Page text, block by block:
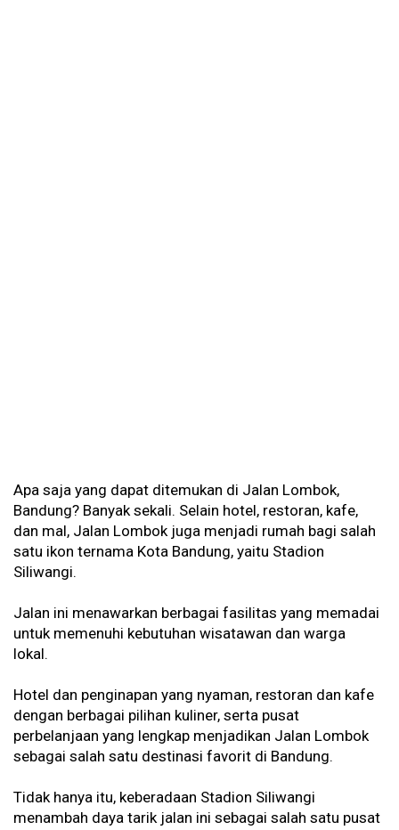
Apa saja yang dapat ditemukan di Jalan Lombok,
Bandung? Banyak sekali. Selain hotel, restoran, kafe,
dan mal, Jalan Lombok juga menjadi rumah bagi salah
satu ikon ternama Kota Bandung, yaitu Stadion
Siliwangi.
Jalan ini menawarkan berbagai fasilitas yang memadai
untuk memenuhi kebutuhan wisatawan dan warga
lokal.
Hotel dan penginapan yang nyaman, restoran dan kafe
dengan berbagai pilihan kuliner, serta pusat
perbelanjaan yang lengkap menjadikan Jalan Lombok
sebagai salah satu destinasi favorit di Bandung.
Tidak hanya itu, keberadaan Stadion Siliwangi
menambah daya tarik jalan ini sebagai salah satu pusat